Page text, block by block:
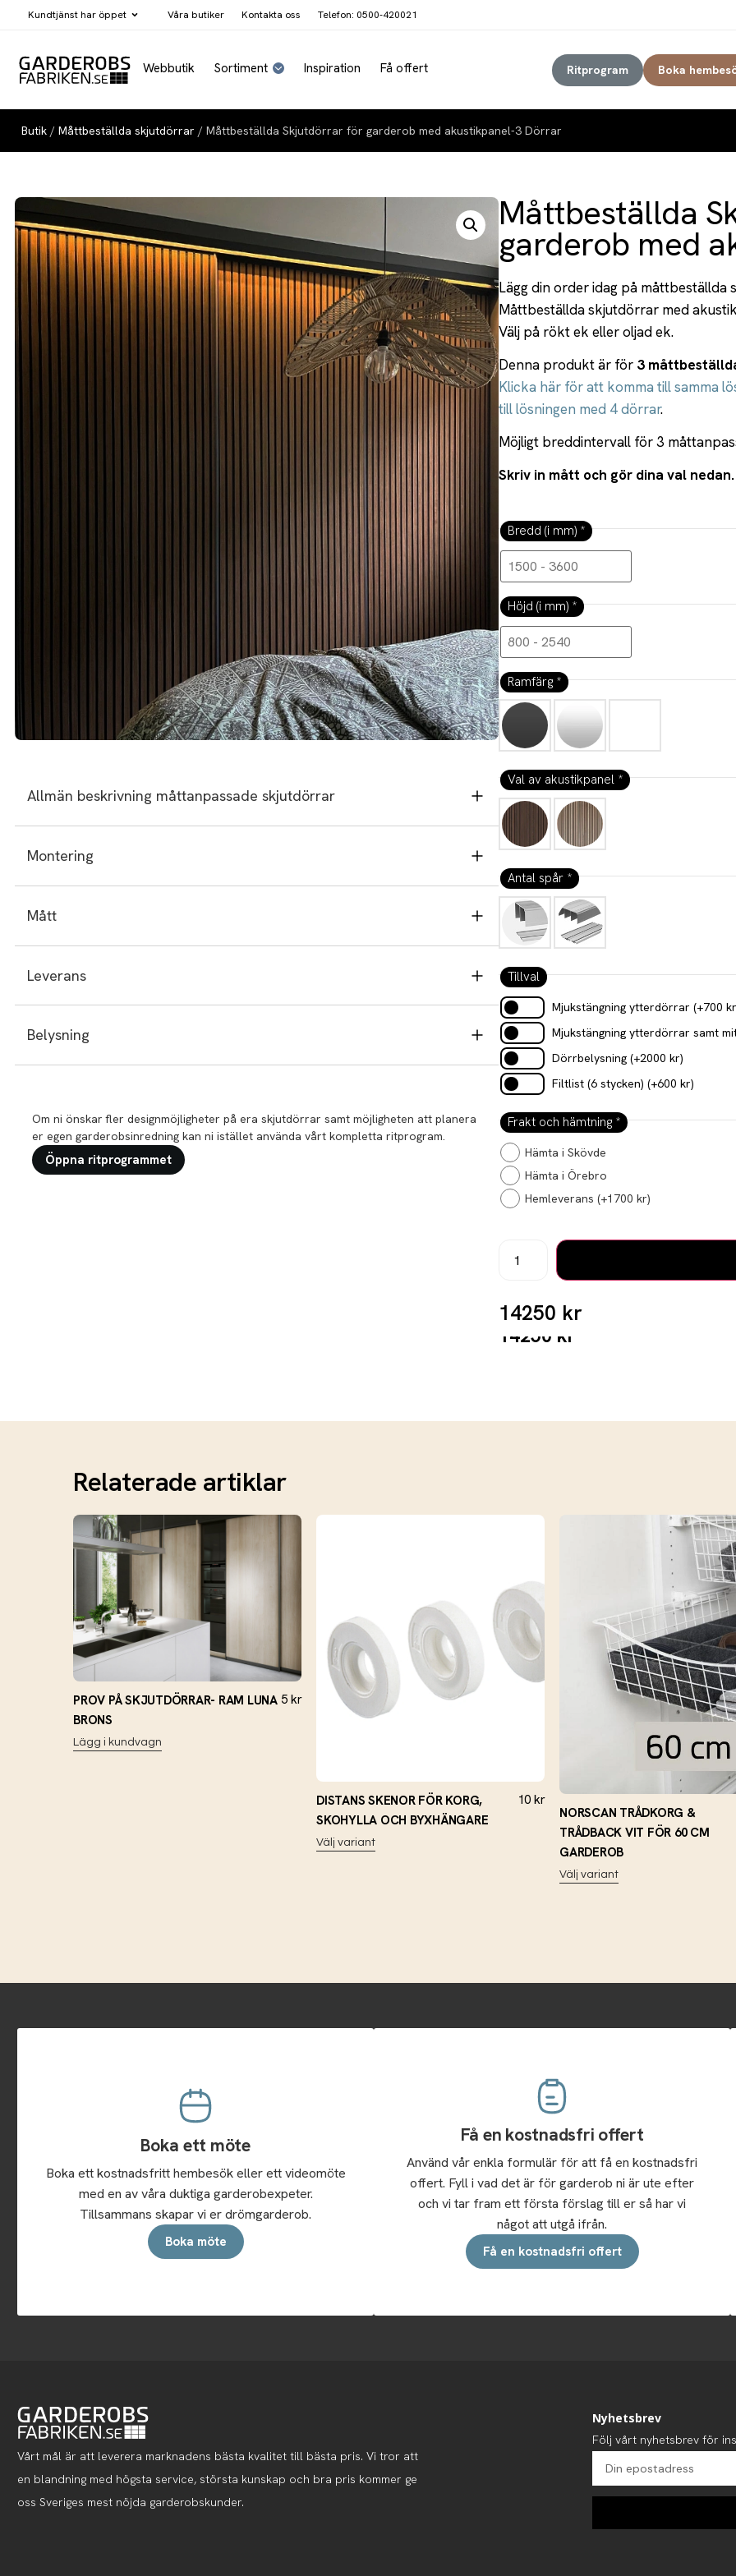
Webbutik Sortiment Inspiration Få offert Ritprogram Boka
Kundtjänst har öppet Våra butiker Kontakta oss Telefon: 0500-420021
Butik / Måttbeställda skjutdörrar / Måttbeställda Skjutdörrar för garderob med akustikpanel-3 Dörrar
Måttbeställda
garderob med
Lägg din order idag på
Måttbeställda skjutdörrar med
Välj på rökt ek eller oljad ek.
Denna produkt är för 3
Klicka här för att komma till samma
till lösningen med 4 dörrar.
Möjligt breddintervall för 3
Skriv in mått och gör dina val
Bredd (i mm) *
Höjd (i mm) *
Ramfärg *
Val av akustikpanel *
Antal spår *
Tillval
Mjukstängning ytterdörrar (+700 kr
Mjukstängning ytterdörrar samt
Dörrbelysning (+2000 kr)
Filtlist (6 stycken) (+600 kr)
Frakt och hämtning *
Hämta i Skövde
Hämta i Örebro
Hemleverans (+1700 kr)
14250 kr
14250 kr
Allmän beskrivning måttanpassade skjutdörrar
Montering
Mått
Leverans
Belysning
Om ni önskar fler designmöjligheter på era skjutdörrar samt möjligheten att planera
er egen garderobsinredning kan ni istället använda vårt kompletta ritprogram.
Öppna ritprogrammet
Relaterade artiklar
PROV PÅ SKJUTDÖRRAR- RAM LUNA
BRONS
Lägg i kundvagn
5 kr
DISTANS SKENOR FÖR KORG,
SKOHYLLA OCH BYXHÄNGARE
Välj variant
10 kr
NORSCAN TRÅDKORG &
TRÅDBACK VIT FÖR 60 CM
GARDEROB
Välj variant
Boka ett möte
Boka ett kostnadsfritt hembesök eller ett videomöte
med en av våra duktiga garderobexpeter.
Tillsammans skapar vi er drömgarderob.
Boka möte
Få en kostnadsfri offert
Använd vår enkla formulär för att få en kostnadsfri
offert. Fyll i vad det är för garderob ni är ute efter
och vi tar fram ett första förslag till er så har vi
något att utgå ifrån.
Få en kostnadsfri offert
Vårt mål är att leverera marknadens bästa kvalitet till bästa pris. Vi tror att
en blandning med högsta service, största kunskap och bra pris kommer ge
oss Sveriges mest nöjda garderobskunder.
Nyhetsbrev
Följ vårt nyhetsbrev för